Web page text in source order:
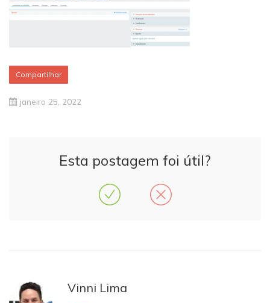
Compartilhar
janeiro 25, 2022
Esta postagem foi útil?
Vinni Lima